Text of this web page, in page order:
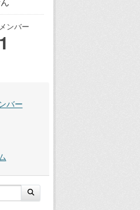
メンバー
1
バー